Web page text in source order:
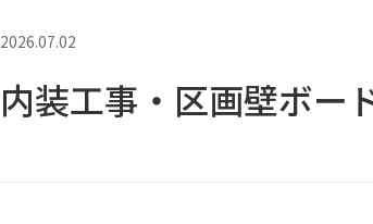
2026.07.02
内装工事・区画壁ボー